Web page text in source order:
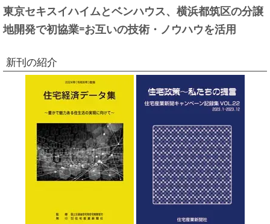
東京セキスイハイムとベンハウス、横浜都筑区の分譲
地開発で初協業=お互いの技術・ノウハウを活用
新刊の紹介